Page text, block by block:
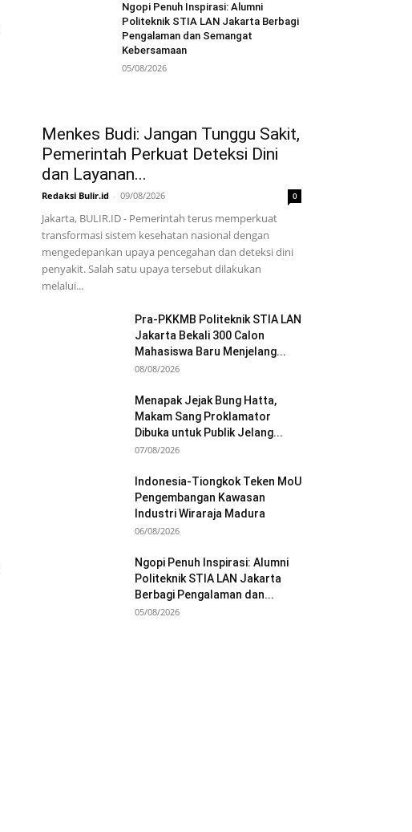
Ngopi Penuh Inspirasi: Alumni
Politeknik STIA LAN Jakarta Berbagi
Pengalaman dan Semangat
Kebersamaan
05/08/2026
Menkes Budi: Jangan Tunggu Sakit,
Pemerintah Perkuat Deteksi Dini
dan Layanan...
Redaksi Bulir.id - 09/08/2026 0
Jakarta, BULIR.ID - Pemerintah terus memperkuat
transformasi sistem kesehatan nasional dengan
mengedepankan upaya pencegahan dan deteksi dini
penyakit. Salah satu upaya tersebut dilakukan
melalui...
Pra-PKKMB Politeknik STIA LAN
Jakarta Bekali 300 Calon
Mahasiswa Baru Menjelang...
08/08/2026
Menapak Jejak Bung Hatta,
Makam Sang Proklamator
Dibuka untuk Publik Jelang...
07/08/2026
Indonesia-Tiongkok Teken MoU
Pengembangan Kawasan
Industri Wiraraja Madura
06/08/2026
Ngopi Penuh Inspirasi: Alumni
Politeknik STIA LAN Jakarta
Berbagi Pengalaman dan...
05/08/2026